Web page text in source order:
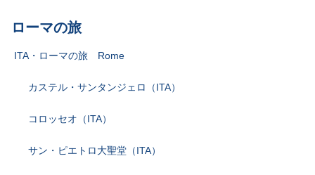
ローマの旅
ITA・ローマの旅 Rome
カステル・サンタンジェロ（ITA）
コロッセオ（ITA）
サン・ピエトロ大聖堂（ITA）